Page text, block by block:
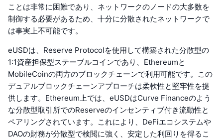
ことは非常に困難であり、ネットワークのノードの大多数を
制御する必要があるため、十分に分散されたネットワークで
は事実上不可能です。
eUSDは、Reserve Protocolを使用して構築された分散型の
1:1資産担保型ステーブルコインであり、Ethereumと
MobileCoinの両方のブロックチェーンで利用可能です。この
デュアルブロックチェーンアプローチは柔軟性と堅牢性を提
供します。Ethereum上では、eUSDはCurve Financeのよう
な分散型取引所でのReserveのインセンティブ付き流動性と
ペアリングされています。これにより、DeFiエコシステムや
DAOの財務が分散型で検閲に強く、安定した利回りを得るこ